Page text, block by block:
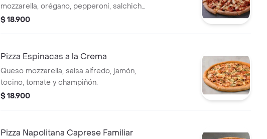
mozzarella, orégano, pepperoni, salchicha
italiana, aceitunas negras y champiñón.
$ 18.900
Pizza Espinacas a la Crema
Queso mozzarella, salsa alfredo, jamón,
tocino, tomate y champiñón.
$ 18.900
Pizza Napolitana Caprese Familiar